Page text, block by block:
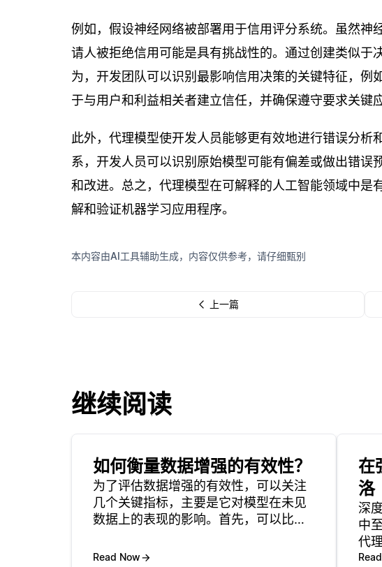
例如，假设神经网络被部署用于信用评分系统。虽然神
请人被拒绝信用可能是具有挑战性的。通过创建类似
为，开发团队可以识别最影响信用决策的关键特征，
于与用户和利益相关者建立信任，并确保遵守要求关键
此外，代理模型使开发人员能够更有效地进行错误分
系，开发人员可以识别原始模型可能有偏差或做出错
和改进。总之，代理模型在可解释的人工智能领域中是
解和验证机器学习应用程序。
本内容由AI工具辅助生成，内容仅供参考，请仔细甄别
上一篇
继续阅读
如何衡量数据增强的有效性？
为了评估数据增强的有效性，可以关注
几个关键指标，主要是它对模型在未见
数据上的表现的影响。首先，可以比较
通过在验证集或测试集上评估准确率、
Read Now
在
洛
深
中
代
中